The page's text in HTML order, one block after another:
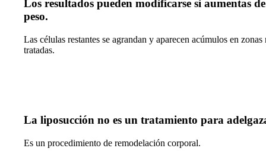
Los resultados pueden modificarse si aumentas de
peso.
Las células restantes se agrandan y aparecen acúmulos en zonas
tratadas.
La liposucción no es un tratamiento para
Es un procedimiento de remodelación corporal.